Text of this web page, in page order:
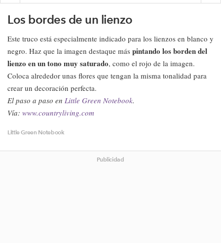
Los bordes de un lienzo
Este truco está especialmente indicado para los lienzos en blanco y
negro. Haz que la imagen destaque más pintando los borden del
lienzo en un tono muy saturado, como el rojo de la imagen.
Coloca alrededor unas flores que tengan la misma tonalidad para
crear un decoración perfecta.
El paso a paso en Little Green Notebook.
Vía: www.countryliving.com
Little Green Notebook
Publicidad